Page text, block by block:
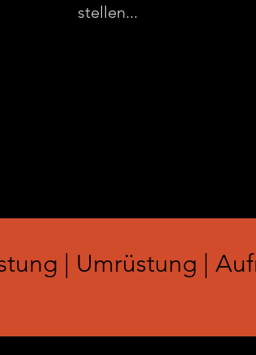
stellen...
| Umrüstung |